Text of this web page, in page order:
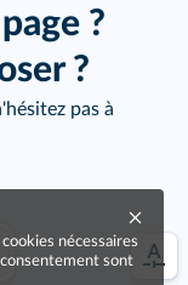
?
?
pas à
nécessaires
sont